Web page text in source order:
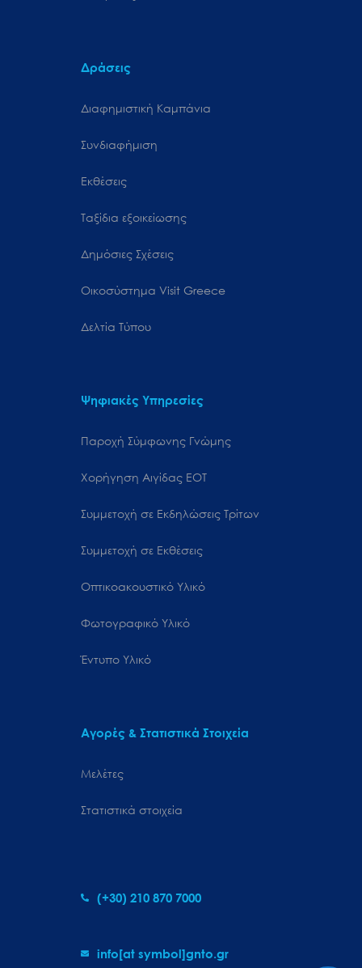
Δράσεις
Διαφημιστική Καμπάνια
Συνδιαφήμιση
Εκθέσεις
Ταξίδια εξοικείωσης
Δημόσιες Σχέσεις
Oικοσύστημα Visit Greece
Δελτία Τύπου
Ψηφιακές Υπηρεσίες
Παροχή Σύμφωνης Γνώμης
Χορήγηση Αιγίδας ΕΟΤ
Συμμετοχή σε Εκδηλώσεις Τρίτων
Συμμετοχή σε Εκθέσεις
Οπτικοακουστικό Υλικό
Φωτογραφικό Υλικό
Έντυπο Υλικό
Αγορές & Στατιστικά Στοιχεία
Μελέτες
Στατιστικά στοιχεία
(+30) 210 870 7000
info[at symbol]gnto.gr